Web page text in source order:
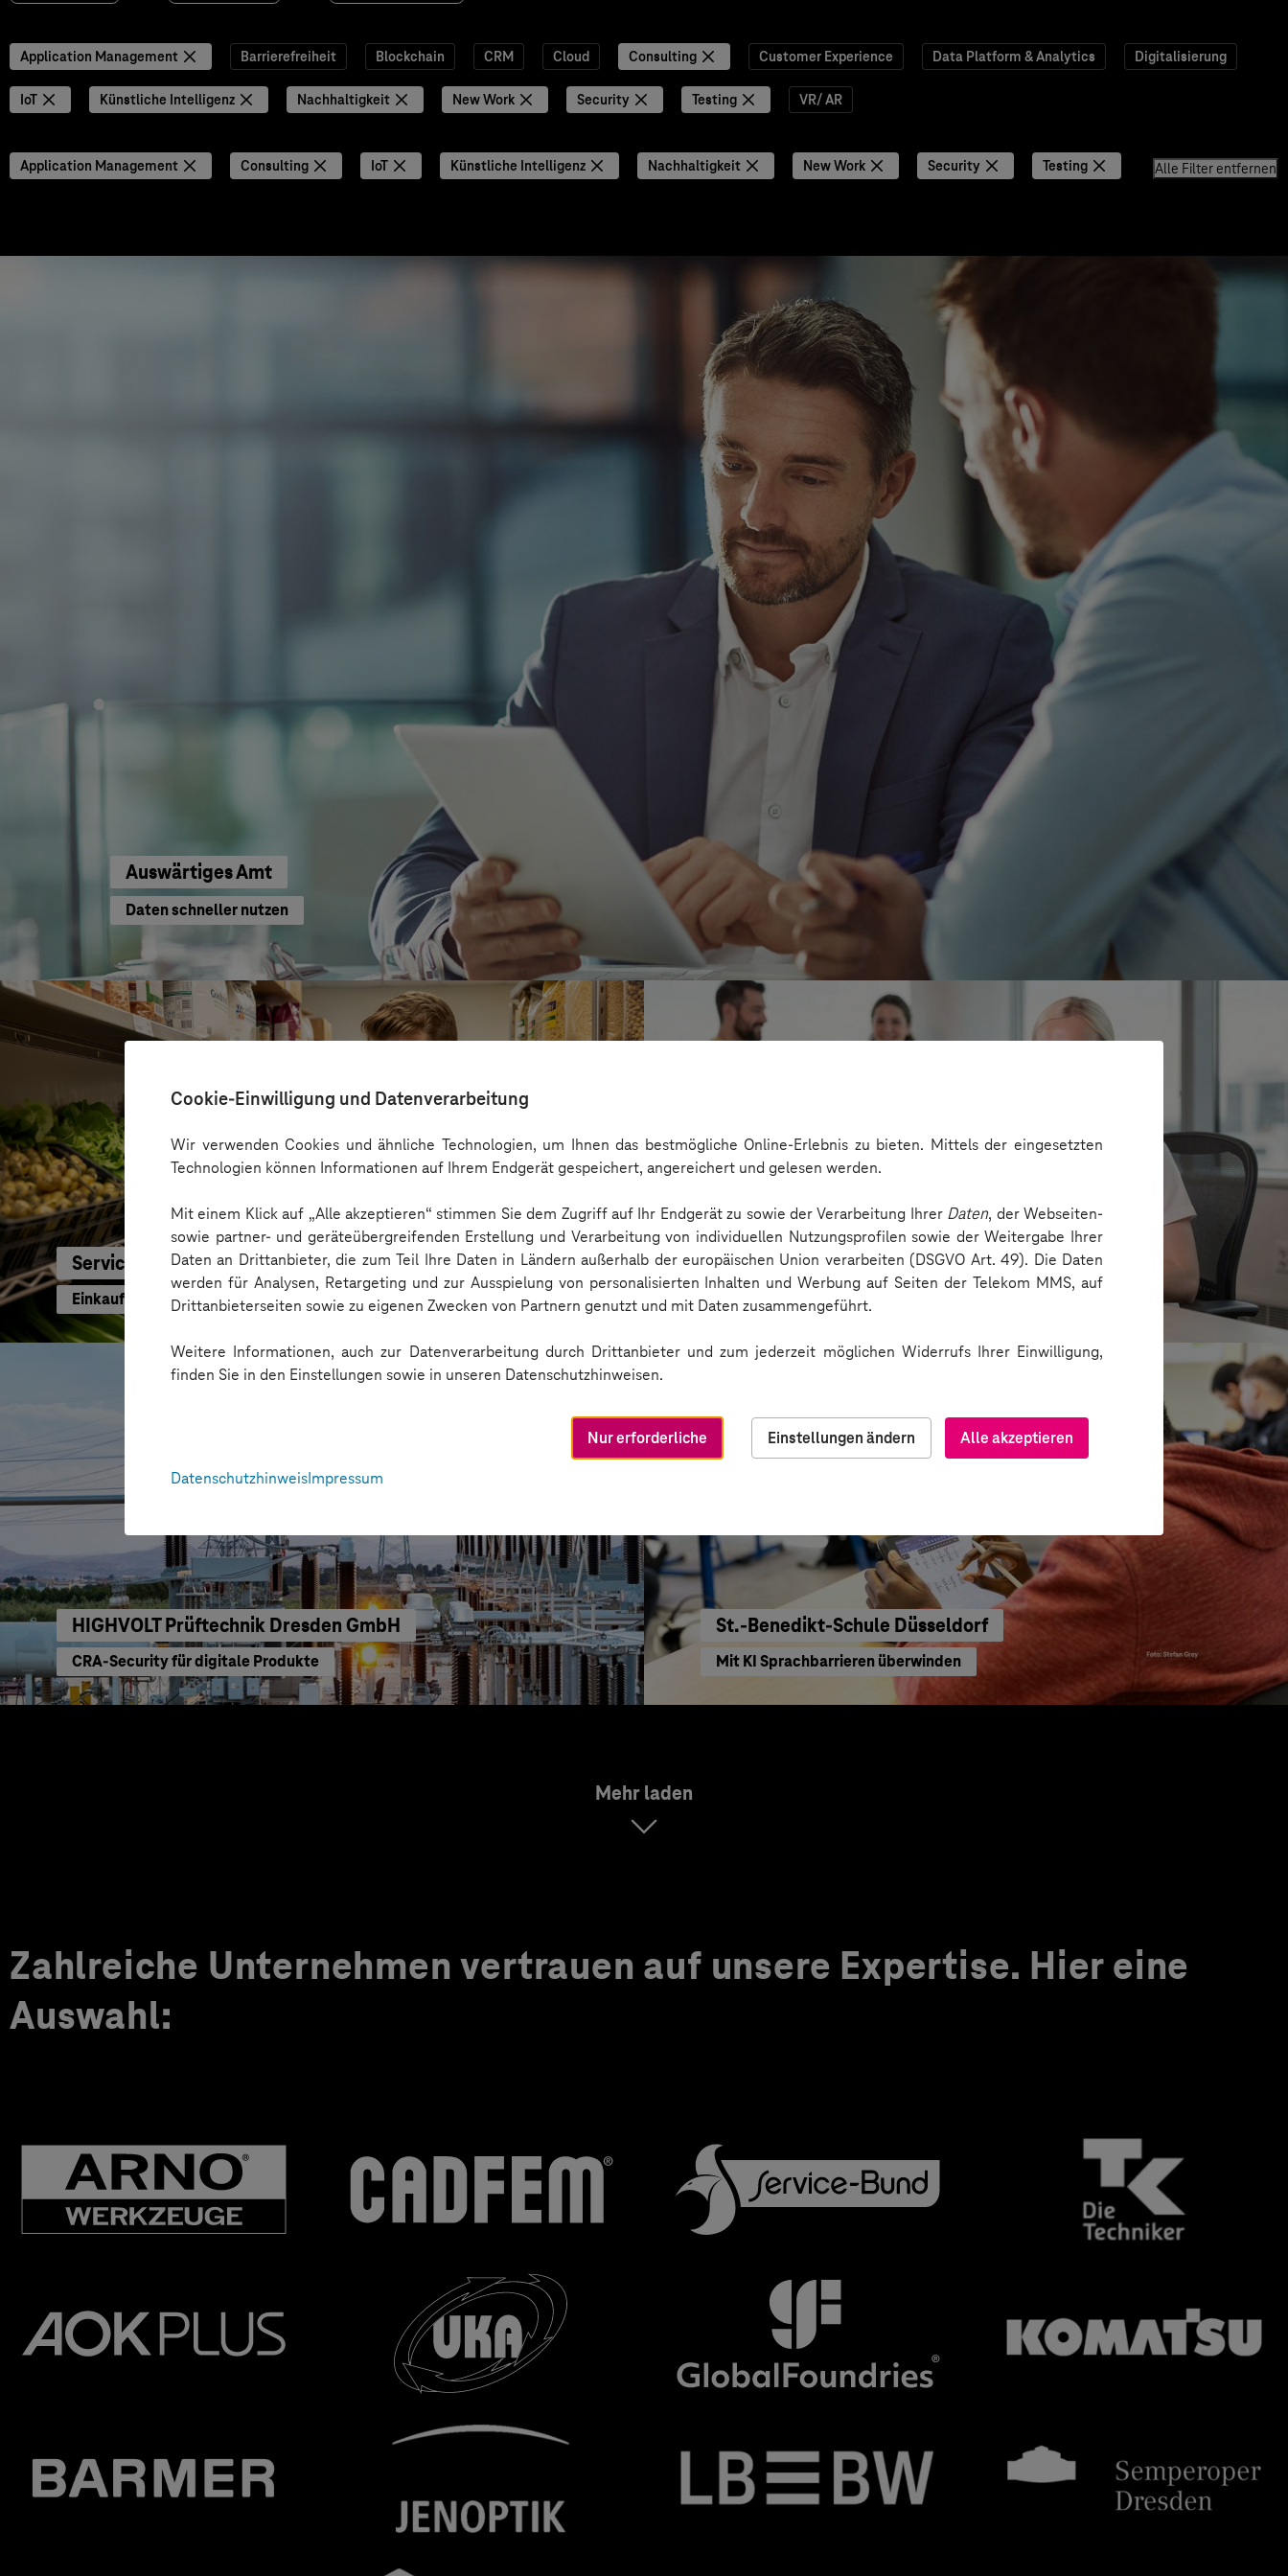
Cookie-Einwilligung und Datenverarbeitung
Wir verwenden Cookies und ähnliche Technologien, um Ihnen das bestmögliche Online-Erlebnis zu bieten. Mittels der eingesetzten
Technologien können Informationen auf Ihrem Endgerät gespeichert, angereichert und gelesen werden.
Mit einem Klick auf „Alle akzeptieren“ stimmen Sie dem Zugriff auf Ihr Endgerät zu sowie der Verarbeitung Ihrer Daten, der Webseiten-
sowie partner- und geräteübergreifenden Erstellung und Verarbeitung von individuellen Nutzungsprofilen sowie der Weitergabe Ihrer
Daten an Drittanbieter, die zum Teil Ihre Daten in Ländern außerhalb der europäischen Union verarbeiten (DSGVO Art. 49). Die Daten
werden für Analysen, Retargeting und zur Ausspielung von personalisierten Inhalten und Werbung auf Seiten der Telekom MMS, auf
Drittanbieterseiten sowie zu eigenen Zwecken von Partnern genutzt und mit Daten zusammengeführt.
Weitere Informationen, auch zur Datenverarbeitung durch Drittanbieter und zum jederzeit möglichen Widerrufs Ihrer Einwilligung,
finden Sie in den Einstellungen sowie in unseren Datenschutzhinweisen.
Alle akzeptieren
Nur erforderliche
Einstellungen ändern
DatenschutzhinweisImpressum
Application Management Barrierefreiheit Blockchain CRM Cloud Consulting Customer Experience Data Platform & Analytics Digitalisierung
IoT Künstliche Intelligenz Nachhaltigkeit New Work Security Testing VR/ AR
Application Management Consulting IoT Künstliche Intelligenz Nachhaltigkeit New Work Security Testing Alle Filter entfernen
Auswärtiges Amt
Daten schneller nutzen
Service-Bund
Einkaufen mit KI neu gedacht
Kreis Bergstraße
KI für moderne Verwaltung
HIGHVOLT Prüftechnik Dresden GmbH
CRA-Security für digitale Produkte
St.-Benedikt-Schule Düsseldorf
Mit KI Sprachbarrieren überwinden
Mehr laden
Zahlreiche Unternehmen vertrauen auf unsere Expertise. Hier eine
Auswahl: